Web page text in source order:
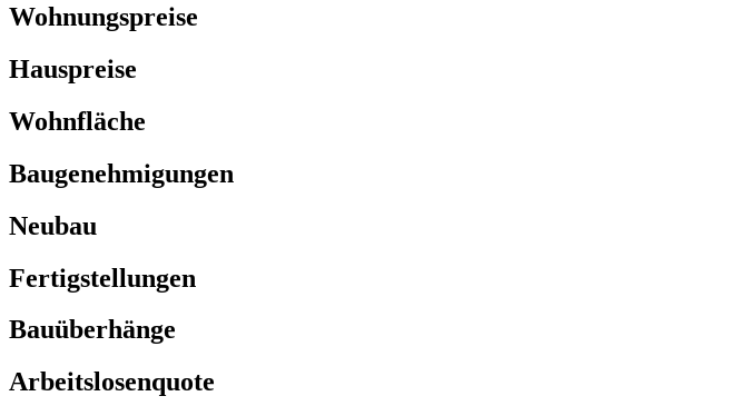
Wohnungspreise
Hauspreise
Wohnfläche
Baugenehmigungen
Neubau
Fertigstellungen
Bauüberhänge
Arbeitslosenquote